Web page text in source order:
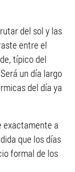
del sol y las
entre el
típico del
un día largo
del día ya
exactamente a
que los días
formal de los